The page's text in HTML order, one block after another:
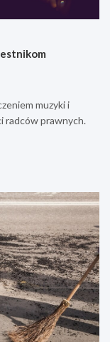
muzyki i
radców prawnych.